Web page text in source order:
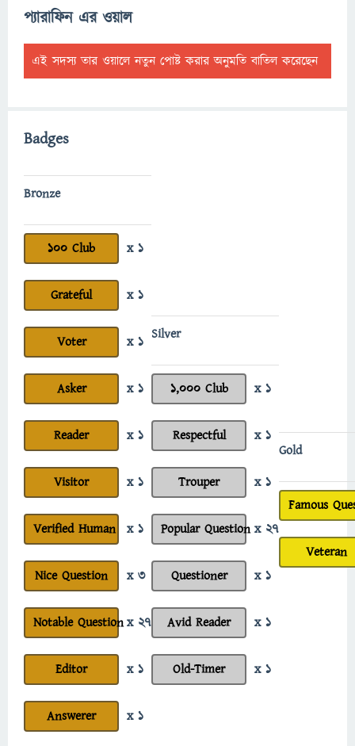
প্যারাফিন এর ওয়াল
এই সদস্য তার ওয়ালে নতুন পোষ্ট করার অনুমতি বাতিল করেছেন
Badges
Bronze
100 Club x 1
Grateful x 1
Voter x 1
Asker x 1
Reader x 1
Visitor x 1
Verified Human x 1
Nice Question x 3
Notable Questionx 27
Editor x 1
Answerer x 1
Silver
1,000 Club x 1
Respectful x 1
Trouper x 1
Popular Question x 27
Questioner x 1
Avid Reader x 1
Old-Timer x 1
Gold
Famous
Veteran